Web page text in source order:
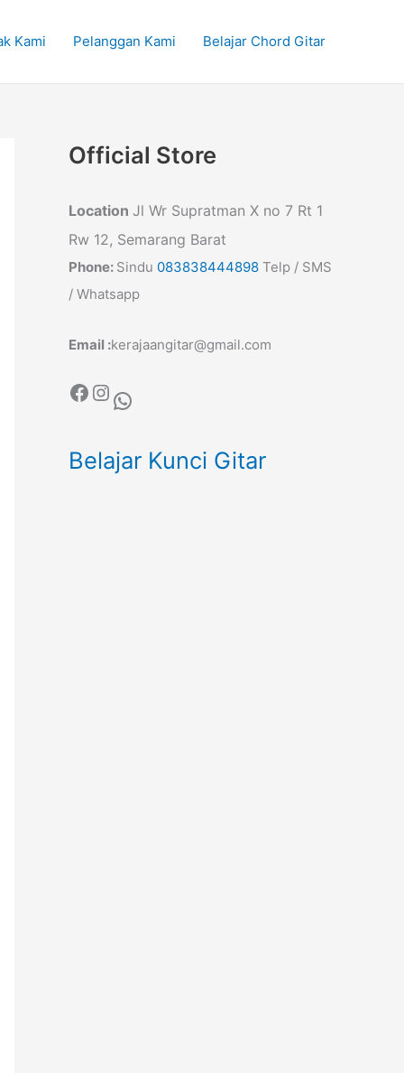
Kami Pelanggan Kami Belajar Chord Gitar
Official Store
Location Jl Wr Supratman X no 7 Rt 1
Rw 12, Semarang Barat
Phone: Sindu 083838444898 Telp / SMS
/ Whatsapp
Email :kerajaangitar@gmail.com
Facebook Instagram WhatsApp
Belajar Kunci Gitar